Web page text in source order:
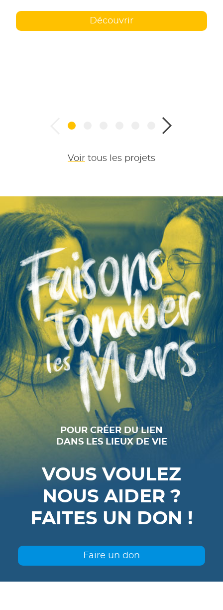
Découvrir
Voir tous les projets
POUR CRÉER DU LIEN
DANS LES LIEUX DE VIE
VOUS VOULEZ
NOUS AIDER ?
FAITES UN DON !
Faire un don